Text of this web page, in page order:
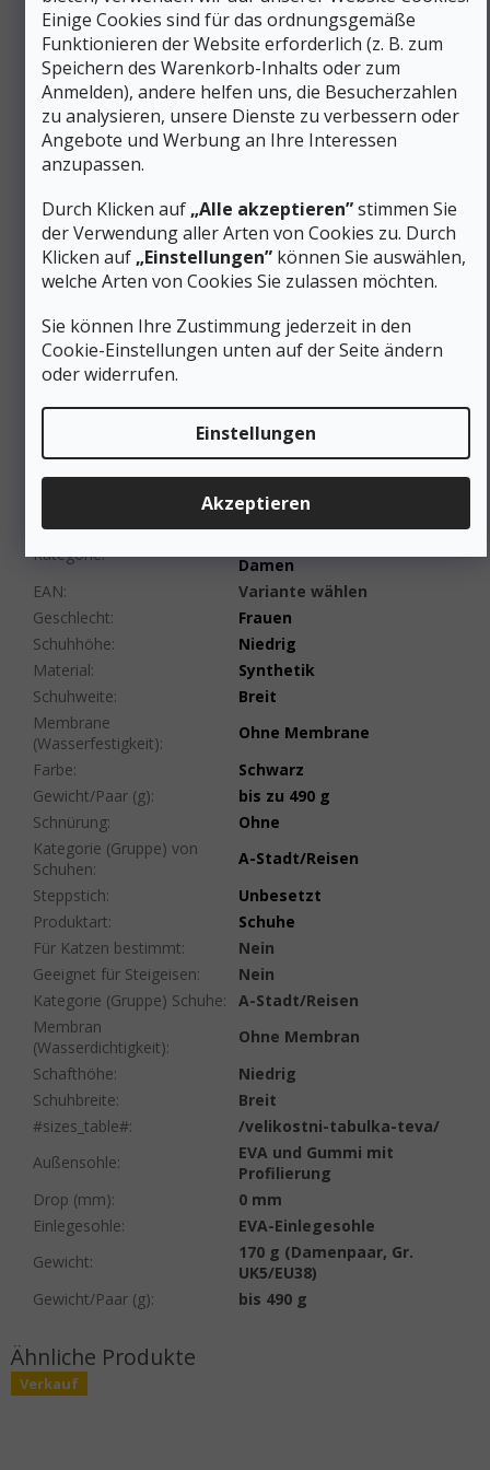
Einige Cookies sind für das ordnungsgemäße
Funktionieren der Website erforderlich (z. B. zum
Speichern des Warenkorb-Inhalts oder zum
Anmelden), andere helfen uns, die Besucherzahlen
zu analysieren, unsere Dienste zu verbessern oder
Angebote und Werbung an Ihre Interessen
anzupassen.
Durch Klicken auf „Alle akzeptieren”stimmen Sie
der Verwendung aller Arten von Cookies zu. Durch
Klicken auf „Einstellungen” können Sie auswählen,
welche Arten von Cookies Sie zulassen möchten.
Sie können Ihre Zustimmung jederzeit in den
Cookie-Einstellungen unten auf der Seite ändern
oder widerrufen.
Einstellungen
Akzeptieren
Füße mit natürlichem neutralem Gewölbe geeignet. Die
Zehen bleiben vollständig frei und können sich bei jedem
Schritt natürlich abspreizen.
Die wichtigsten Vorteile für Sommer-
Outdoorsandalen und Reisen
Maximale Atmungsaktivität
Fußbedeckung verhindert Überhitzung beim Gehen
Volle Zehenfreiheit für natürliche Bewegung
und Komfort beim längeren Tragen
Neopren-Stegscheuert auch nach längerem Tragen
ohne Socken nicht
Trocknungszeit 2–4 Stunden nach Wasserkontakt –
Gewicht 170 g pro Paar – deutlich leichter als
klassische geschlossene Sandalen oder
Trekkingschuhe
anspruchsvoller Wege – leicht, schnelltrocknend
und bequem vom ersten Moment an.
Zusätzliche Parameter
Kategorie:
Damen
EAN:
Variante wählen
Geschlecht:
Frauen
Schuhhöhe:
Niedrig
Material:
Synthetik
Schuhweite:
Breit
Membrane
(Wasserfestigkeit):
Ohne Membrane
Farbe:
Schwarz
Gewicht/Paar (g):
bis zu 490 g
Schnürung:
Ohne
Kategorie (Gruppe) von
Schuhen:
A-Stadt/Reisen
Steppstich:
Unbesetzt
Produktart:
Schuhe
Für Katzen bestimmt:
Nein
Geeignet für Steigeisen:
Nein
Kategorie (Gruppe) Schuhe:
A-Stadt/Reisen
Membran
(Wasserdichtigkeit):
Ohne Membran
Schafthöhe:
Niedrig
Schuhbreite:
Breit
#sizes_table#:
/velikostni-tabulka-teva/
Außensohle:
EVA und Gummi mit
Profilierung
Drop (mm):
0 mm
Einlegesohle:
EVA-Einlegesohle
Gewicht:
170 g (Damenpaar, Gr.
UK5/EU38)
Gewicht/Paar (g): bis 490 g
Verkauf